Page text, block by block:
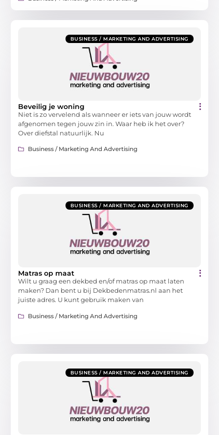
BUSINESS / MARKETING AND ADVERTISING
Beveilig je woning
Niet is zo vervelend als wanneer er iets van jouw wordt
afgenomen tegen jouw zin in. Waar heb ik het over?
Over diefstal natuurlijk. Nu
Business / Marketing And Advertising
BUSINESS / MARKETING AND ADVERTISING
Matras op maat
Wilt u graag een dekbed en/of matras op maat laten
maken? Dan bent u bij Dekbedenmatras.nl aan het
juiste adres. U kunt gebruik maken van
Business / Marketing And Advertising
BUSINESS / MARKETING AND ADVERTISING